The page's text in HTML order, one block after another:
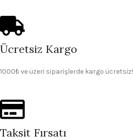
Ücretsiz Kargo
1000₺ ve üzeri siparişlerde kargo ücretsiz!
Taksit Fırsatı